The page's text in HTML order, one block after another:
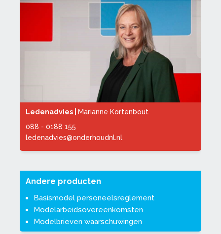
Ledenadvies |
Marianne Kortenbout
088 - 0188 155
ledenadvies@onderhoudnl.nl
Andere producten
Basismodel personeelsreglement
Modelarbeidsovereenkomsten
Modelbrieven waarschuwingen